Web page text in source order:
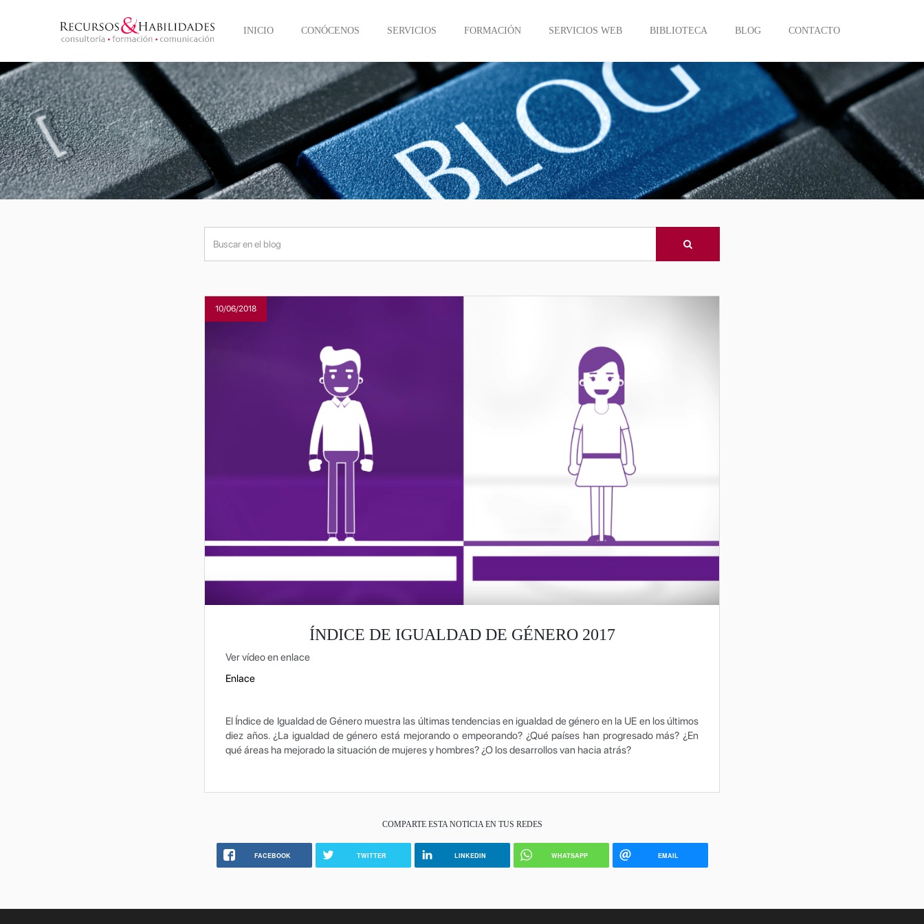
INICIO CONÓCENOS SERVICIOS FORMACIÓN SERVICIOS WEB BIBLIOTECA BLOG CONTACTO
10/06/2018
ÍNDICE DE IGUALDAD DE GÉNERO 2017
Ver vídeo en enlace
Enlace
El Índice de Igualdad de Género muestra las últimas tendencias en igualdad de género en la UE en los últimos
diez años. ¿La igualdad de género está mejorando o empeorando? ¿Qué países han progresado más? ¿En
qué áreas ha mejorado la situación de mujeres y hombres? ¿O los desarrollos van hacia atrás?
COMPARTE ESTA NOTICIA EN TUS REDES
FACEBOOK TWITTER LINKEDIN WHATSAPP EMAIL